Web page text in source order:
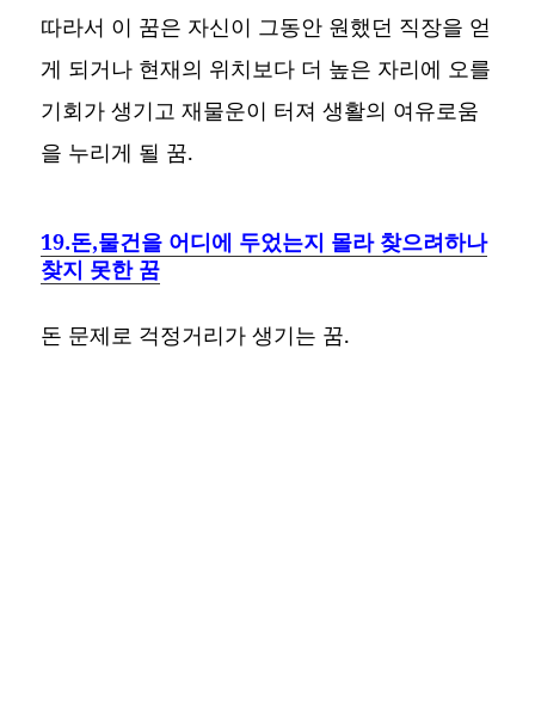
따라서 이 꿈은 자신이 그동안 원했던 직장을 얻
게 되거나 현재의 위치보다 더 높은 자리에 오를
기회가 생기고 재물운이 터져 생활의 여유로움
을 누리게 될 꿈.
19.돈,물건을 어디에 두었는지 몰라 찾으려하나
찾지 못한 꿈
돈 문제로 걱정거리가 생기는 꿈.